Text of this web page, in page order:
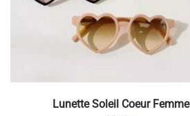
Lunette Soleil Coeur Femme